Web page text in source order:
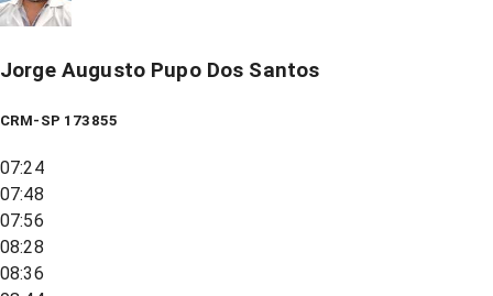
Jorge Augusto Pupo Dos Santos
CRM-SP 173855
07:24
07:48
07:56
08:28
08:36